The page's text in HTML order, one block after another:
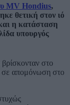
MV Hondius,
θετική στον ιό
η κατάσταση
υπουργός
στο
σε απομόνωση στο